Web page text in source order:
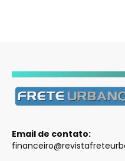
Email de contato: